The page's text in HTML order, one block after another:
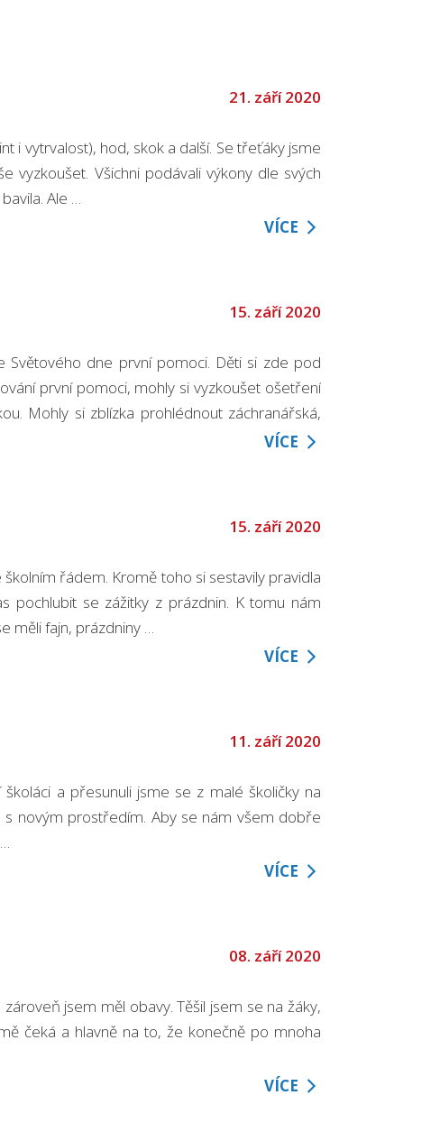
21. září 2020
i vytrvalost), hod, skok a další. Se třeťáky jsme
vyzkoušet. Všichni podávali výkony dle svých
Ale …
VÍCE
15. září 2020
Světového dne první pomoci. Děti si zde pod
první pomoci, mohly si vyzkoušet ošetření
Mohly si zblízka prohlédnout záchranářská,
VÍCE
15. září 2020
řádem. Kromě toho si sestavily pravidla
pochlubit se zážitky z prázdnin. K tomu nám
měli fajn, prázdniny …
VÍCE
11. září 2020
a přesunuli jsme se z malé školičky na
s novým prostředím. Aby se nám všem dobře
VÍCE
08. září 2020
jsem měl obavy. Těšil jsem se na žáky,
čeká a hlavně na to, že konečně po mnoha
VÍCE